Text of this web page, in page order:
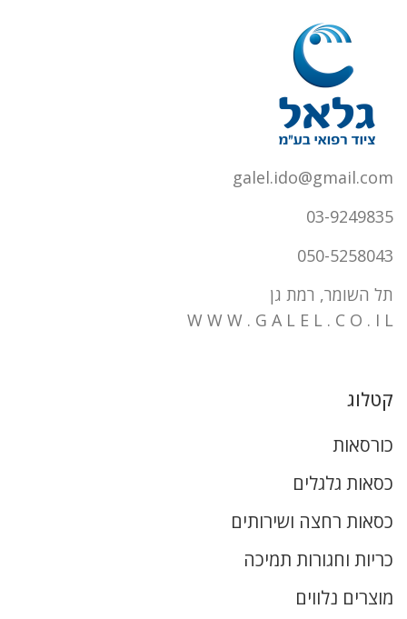
galel.ido@gmail.com
03-9249835
050-5258043
תל השומר, רמת גן
W W W . G A L E L . C O . I L
קטלוג
כורסאות
כסאות גלגלים
כסאות רחצה ושירותים
כריות וחגורות תמיכה
מוצרים נלווים